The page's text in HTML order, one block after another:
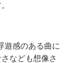
遊感のある曲に
なども想像さ